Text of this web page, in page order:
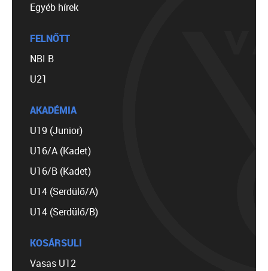
Egyéb hírek
FELNŐTT
NBI B
U21
AKADÉMIA
U19 (Junior)
U16/A (Kadet)
U16/B (Kadet)
U14 (Serdülő/A)
U14 (Serdülő/B)
KOSÁRSULI
Vasas U12